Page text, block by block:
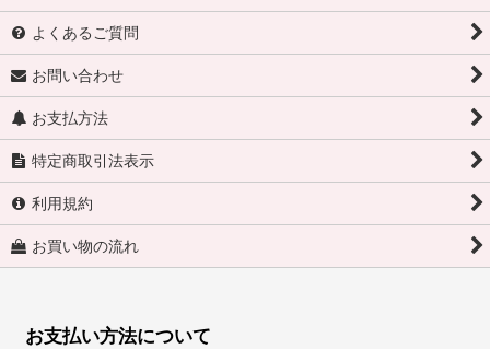
よくあるご質問
お問い合わせ
お支払方法
特定商取引法表示
利用規約
お買い物の流れ
お支払い方法について